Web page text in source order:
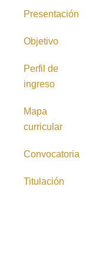
Presentación
Objetivo
Perfil de
ingreso
Mapa
curricular
Convocatoria
Titulación